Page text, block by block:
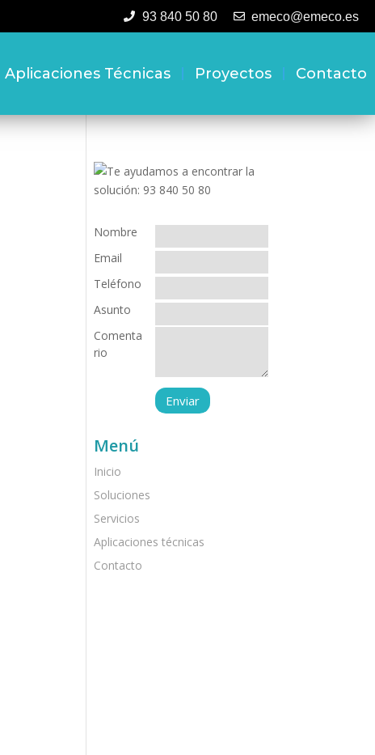
93 840 50 80 emeco@emeco.es
Aplicaciones Técnicas Proyectos Contacto
Nombre
Email
Teléfono
Asunto
Comenta
rio
Menú
Inicio
Soluciones
Servicios
Aplicaciones técnicas
Contacto